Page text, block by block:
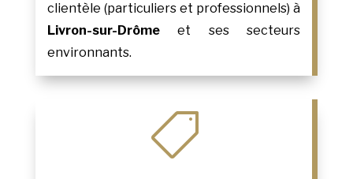
clientèle (particuliers et professionnels) à
Livron-sur-Drômeet ses secteurs
environnants.
